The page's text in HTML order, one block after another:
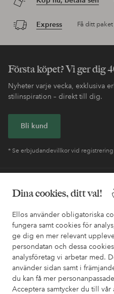
Dina cookies, ditt val!
Ellos använder obligatoriska
fungera samt cookies för
ge dig en mer relevant
persondatan och dessa
analysföretag vi arbetar med.
använder sidan samt i
du kan få mer
Acceptera samtycker du till
Express Få ditt
Första köpet? Vi ger dig
Nyheter varje vecka, exklusiva
stilinspiration – direkt till dig.
Bli kund
* Se erbjudandevillkor vid registrering
också information om hur du
Kundservice
Mina sidor